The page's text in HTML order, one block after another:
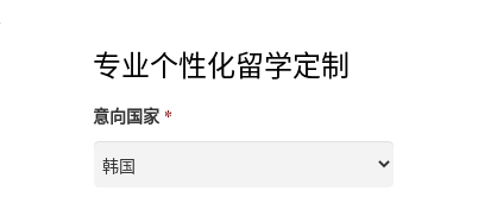
专业个性化留学定制
意向国家 *